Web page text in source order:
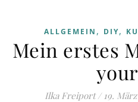
ALLGEMEIN , DIY,
Mein erstes
Ilka Freiport / 19.